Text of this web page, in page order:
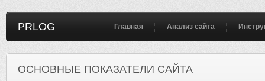
PRLOG Главная Анализ сайта
ОСНОВНЫЕ ПОКАЗАТЕЛИ САЙТА